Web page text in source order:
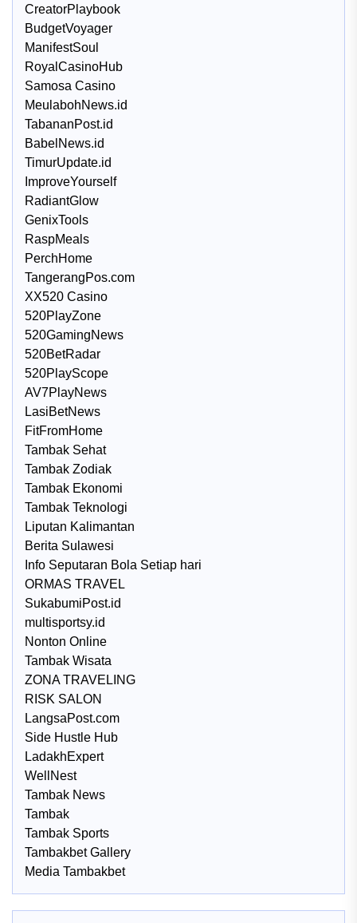
CreatorPlaybook
BudgetVoyager
ManifestSoul
RoyalCasinoHub
Samosa Casino
MeulabohNews.id
TabananPost.id
BabelNews.id
TimurUpdate.id
ImproveYourself
RadiantGlow
GenixTools
RaspMeals
PerchHome
TangerangPos.com
XX520 Casino
520PlayZone
520GamingNews
520BetRadar
520PlayScope
AV7PlayNews
LasiBetNews
FitFromHome
Tambak Sehat
Tambak Zodiak
Tambak Ekonomi
Tambak Teknologi
Liputan Kalimantan
Berita Sulawesi
Info Seputaran Bola Setiap hari
ORMAS TRAVEL
SukabumiPost.id
multisportsy.id
Nonton Online
Tambak Wisata
ZONA TRAVELING
RISK SALON
LangsaPost.com
Side Hustle Hub
LadakhExpert
WellNest
Tambak News
Tambak
Tambak Sports
Tambakbet Gallery
Media Tambakbet